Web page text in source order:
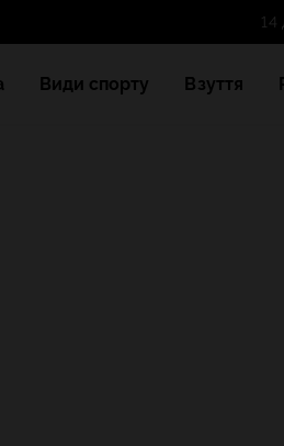
Види спорту Взуття